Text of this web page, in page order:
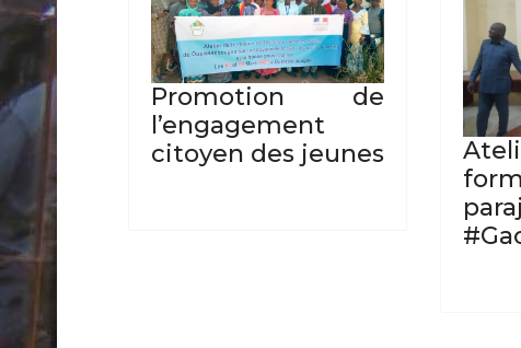
Promotion de
l’engagement
citoyen des jeunes